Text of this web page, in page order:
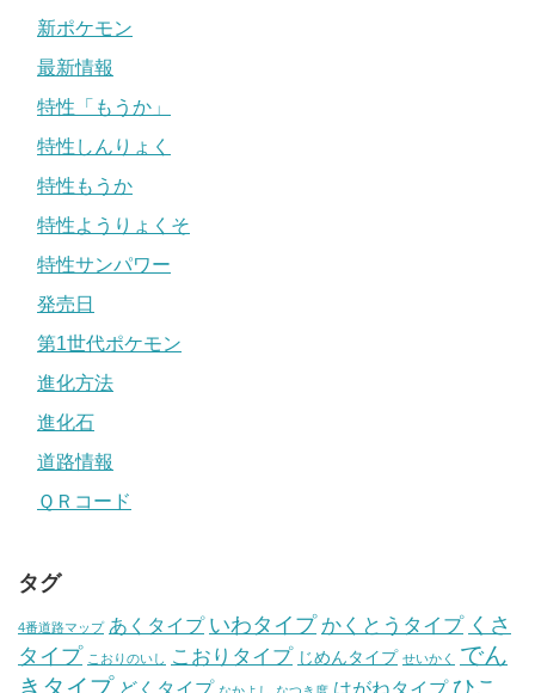
新ポケモン
最新情報
特性「もうか」
特性しんりょく
特性もうか
特性ようりょくそ
特性サンパワー
発売日
第1世代ポケモン
進化方法
進化石
道路情報
ＱＲコード
タグ
4番道路マップ あくタイプ いわタイプ かくとうタイプ くさ
タイプ こおりのいし こおりタイプ じめんタイプ せいかく
でん
きタイプ どくタイプ はがねタイプ ひこ